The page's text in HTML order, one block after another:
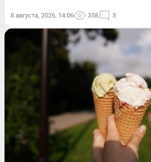
8 августа, 2026, 14:06 358 3